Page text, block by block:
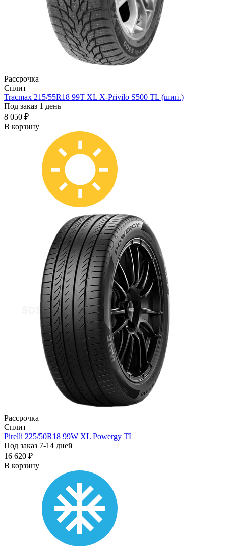
Рассрочка
Сплит
Tracmax 215/55R18 99T XL X-Privilo S500 TL (шип.)
Под заказ 1 день
8 050 ₽
В корзину
Рассрочка
Сплит
Pirelli 225/50R18 99W XL Powergy TL
Под заказ 7-14 дней
16 620 ₽
В корзину